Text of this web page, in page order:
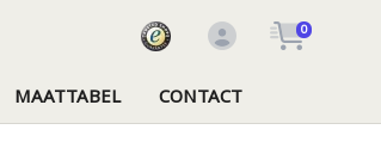
0
MAATTABEL CONTACT